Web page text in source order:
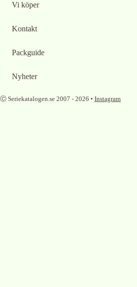
Vi köper
Kontakt
Packguide
Nyheter
Ⓒ Seriekatalogen.se 2007 - 2026 • Instagram